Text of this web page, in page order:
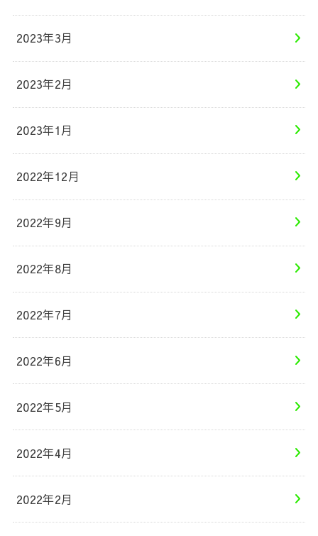
2023年3月
2023年2月
2023年1月
2022年12月
2022年9月
2022年8月
2022年7月
2022年6月
2022年5月
2022年4月
2022年2月